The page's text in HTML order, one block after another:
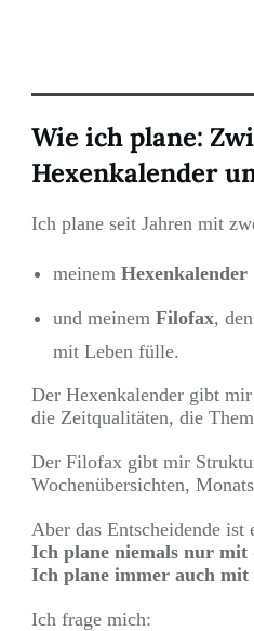
Wie ich plane:
Hexenkalender
Ich plane seit Jahren mit
meinem Hexenkalender
und meinem Filofax,
mit Leben fülle.
Der Hexenkalender gibt mir
die Zeitqualitäten, die
Der Filofax gibt mir
Wochenübersichten,
Aber das Entscheidende ist
Ich plane niemals nur mit
Ich plane immer auch
Ich frage mich: